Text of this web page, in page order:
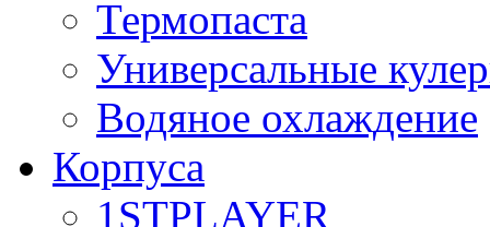
Термопаста
Универсальные
Водяное охлаждение
Корпуса
1STPLAYER